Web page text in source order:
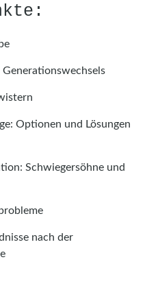
Optionen und Lösungen
Schwiegersöhne und
nach der